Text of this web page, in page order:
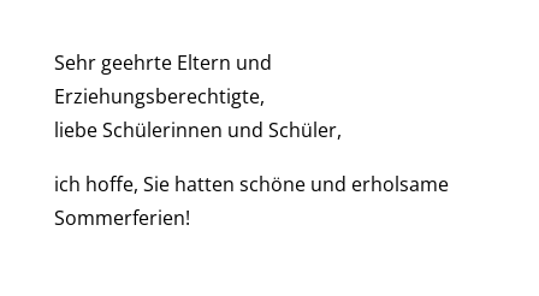
Sehr geehrte Eltern und
Erziehungsberechtigte,
liebe Schülerinnen und Schüler,
ich hoffe, Sie hatten schöne und erholsame
Sommerferien!